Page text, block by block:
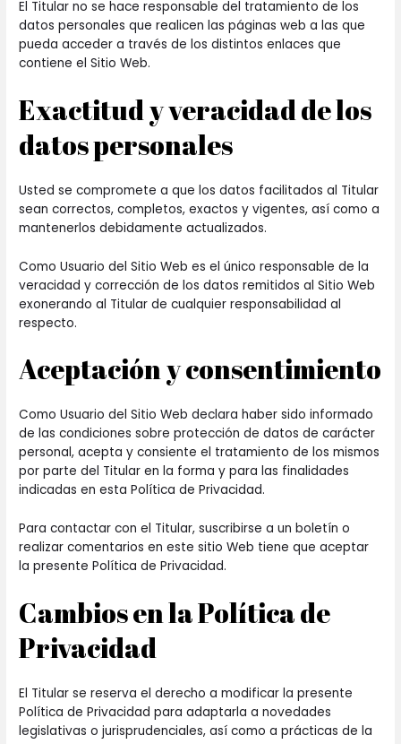
El Titular no se hace responsable del tratamiento de los
datos personales que realicen las páginas web a las que
pueda acceder a través de los distintos enlaces que
contiene el Sitio Web.
Exactitud y veracidad de los
datos personales
Usted se compromete a que los datos facilitados al Titular
sean correctos, completos, exactos y vigentes, así como a
mantenerlos debidamente actualizados.
Como Usuario del Sitio Web es el único responsable de la
veracidad y corrección de los datos remitidos al Sitio Web
exonerando al Titular de cualquier responsabilidad al
respecto.
Aceptación y consentimiento
Como Usuario del Sitio Web declara haber sido informado
de las condiciones sobre protección de datos de carácter
personal, acepta y consiente el tratamiento de los mismos
por parte del Titular en la forma y para las finalidades
indicadas en esta Política de Privacidad.
Para contactar con el Titular, suscribirse a un boletín o
realizar comentarios en este sitio Web tiene que aceptar
la presente Política de Privacidad.
Cambios en la Política de
Privacidad
El Titular se reserva el derecho a modificar la presente
Política de Privacidad para adaptarla a novedades
legislativas o jurisprudenciales, así como a prácticas de la